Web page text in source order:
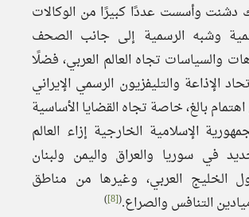
وأسست عددًا كبيرًا من الوكالات
وشبه الرسمية إلى جانب الصحف
والسياسات تجاه العالم العربي، فضلًا
الإذاعة والتليفزيون الرسمي الإيراني
بالغ، خاصة تجاه القضايا الأساسية
الإسلامية الخارجية إزاء العالم
في سوريا والعراق واليمن ولبنان
الخليج العربي، وغيرها من مناطق
التنافس والصراع.(
[8]
)